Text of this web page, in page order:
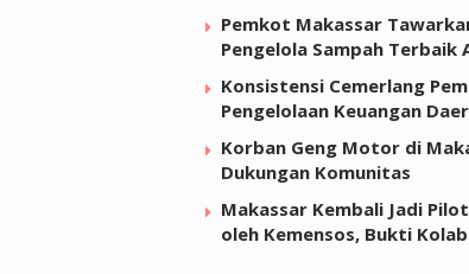
Pemkot Makassar
Pengelola Sampah Terbaik
Konsistensi Cemerlang
Pengelolaan Keuangan
Korban Geng Motor di
Dukungan Komunitas
Makassar Kembali Jadi
oleh Kemensos, Bukti